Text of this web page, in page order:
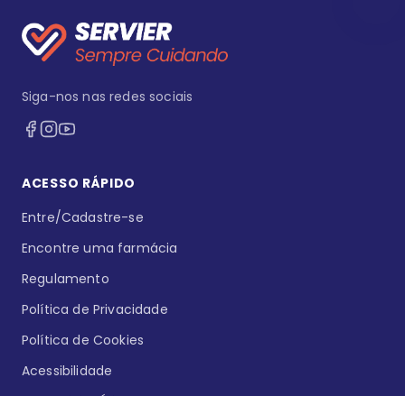
Siga-nos nas redes sociais
ACESSO RÁPIDO
Entre/Cadastre-se
Encontre uma farmácia
Regulamento
Política de Privacidade
Política de Cookies
Acessibilidade